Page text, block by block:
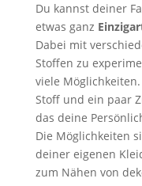
Du kannst deiner
etwas ganz
Dabei mit
Stoffen zu
viele
Stoff und ein paar
das deine
Die Möglichkeiten
deiner eigenen
zum Nähen von